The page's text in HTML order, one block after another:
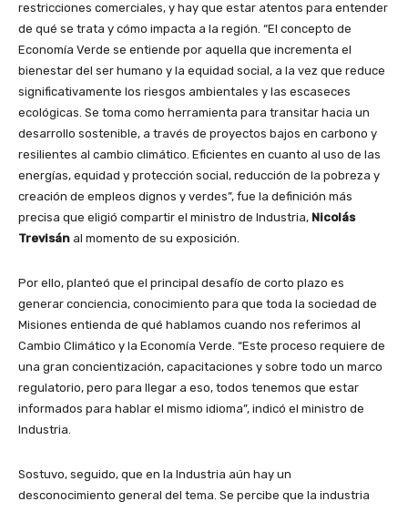
restricciones comerciales, y hay que estar atentos para entender
de qué se trata y cómo impacta a la región. “El concepto de
Economía Verde se entiende por aquella que incrementa el
bienestar del ser humano y la equidad social, a la vez que reduce
significativamente los riesgos ambientales y las escaseces
ecológicas. Se toma como herramienta para transitar hacia un
desarrollo sostenible, a través de proyectos bajos en carbono y
resilientes al cambio climático. Eficientes en cuanto al uso de las
energías, equidad y protección social, reducción de la pobreza y
creación de empleos dignos y verdes”, fue la definición más
precisa que eligió compartir el ministro de Industria, Nicolás
Trevisán al momento de su exposición.
Por ello, planteó que el principal desafío de corto plazo es
generar conciencia, conocimiento para que toda la sociedad de
Misiones entienda de qué hablamos cuando nos referimos al
Cambio Climático y la Economía Verde. “Este proceso requiere de
una gran concientización, capacitaciones y sobre todo un marco
regulatorio, pero para llegar a eso, todos tenemos que estar
informados para hablar el mismo idioma”, indicó el ministro de
Industria.
Sostuvo, seguido, que en la Industria aún hay un
desconocimiento general del tema. Se percibe que la industria